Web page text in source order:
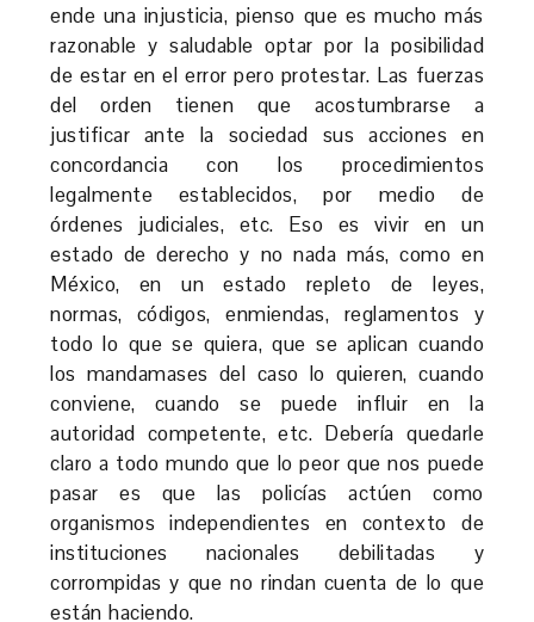
ende una injusticia, pienso que es mucho más
razonable y saludable optar por la posibilidad
de estar en el error pero protestar. Las fuerzas
del orden tienen que acostumbrarse a
justificar ante la sociedad sus acciones en
concordancia con los procedimientos
legalmente establecidos, por medio de
órdenes judiciales, etc. Eso es vivir en un
estado de derecho y no nada más, como en
México, en un estado repleto de leyes,
normas, códigos, enmiendas, reglamentos y
todo lo que se quiera, que se aplican cuando
los mandamases del caso lo quieren, cuando
conviene, cuando se puede influir en la
autoridad competente, etc. Debería quedarle
claro a todo mundo que lo peor que nos puede
pasar es que las policías actúen como
organismos independientes en contexto de
instituciones nacionales debilitadas y
corrompidas y que no rindan cuenta de lo que
están haciendo.